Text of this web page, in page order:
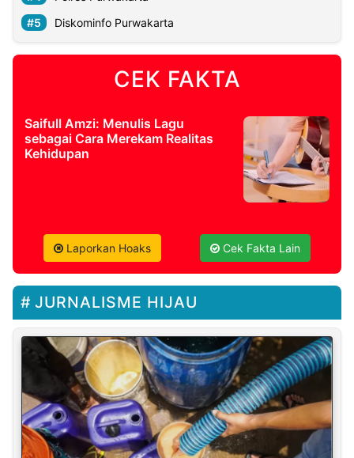
Diskominfo Purwakarta
CEK FAKTA
Saifull Amzi: Menulis Lagu
sebagai Cara Merekam Realitas
Kehidupan
Laporkan Hoaks Cek Fakta Lain
JURNALISME HIJAU